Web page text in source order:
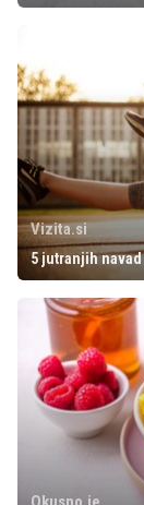
Vizita.si
5 jutranjih